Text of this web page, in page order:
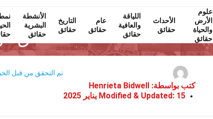
علوم
الأرض
والحياة
حقائق
الأحداث
حقائق
اللياقة
والعافية
حقائق
عام
حقائق
التاريخ
حقائق
الأنشطة
البشرية
حقائق
المجتمع والعلوم
28 حقائق عن الإجماع
كتب بواسطة:Henrieta Bidwell
Modified & Updated: 15 يناير 2025
تم التحقق من قبل